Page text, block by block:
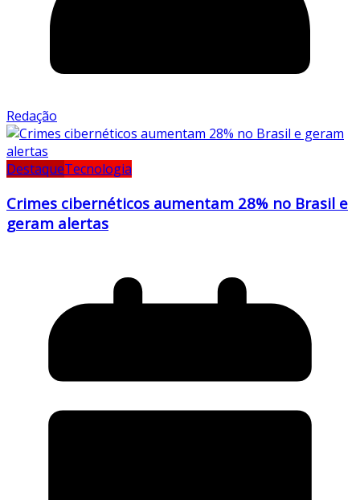
Redação
DestaqueTecnologia
Crimes cibernéticos aumentam 28% no Brasil e
geram alertas